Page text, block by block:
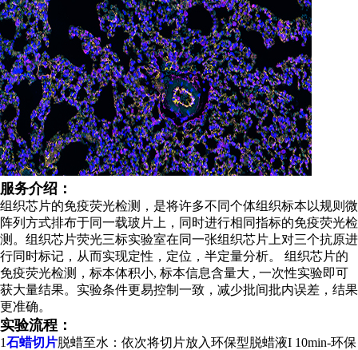
服务介绍：
组织芯片的免疫荧光检测，是将许多不同个体组织标本以规则微
阵列方式排布于同一载玻片上，同时进行相同指标的免疫荧光检
测。组织芯片荧光三标实验室在同一张组织芯片上对三个抗原进
行同时标记，从而实现定性，定位，半定量分析。 组织芯片的
免疫荧光检测，标本体积小, 标本信息含量大 , 一次性实验即可
获大量结果。实验条件更易控制一致，减少批间批内误差，结果
更准确。
实验流程：
1石蜡切片脱蜡至水：依次将切片放入环保型脱蜡液I 10min-环保